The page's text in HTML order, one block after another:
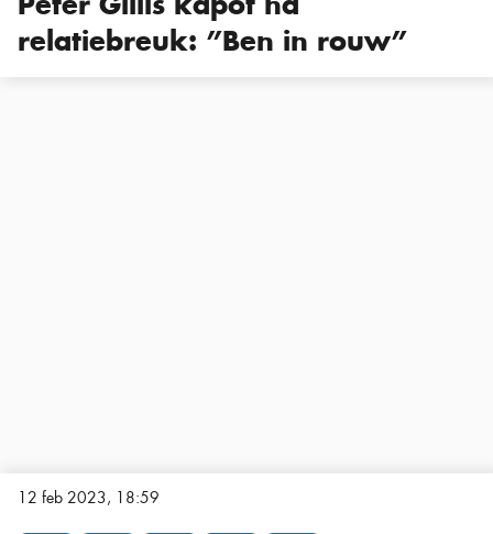
relatiebreuk: ”Ben in rouw”
12 feb 2023, 18:59